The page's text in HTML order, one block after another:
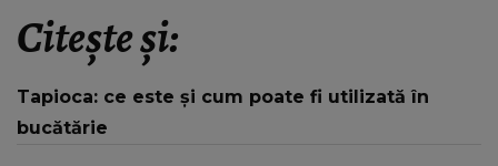
Citește și:
Tapioca: ce este și cum poate fi utilizată în
bucătărie